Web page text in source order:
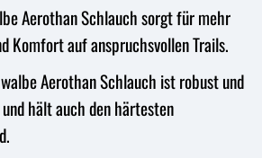
Aerothan Schlauch sorgt für mehr
Komfort auf anspruchsvollen Trails.
Aerothan Schlauch ist robust und
hält auch den härtesten